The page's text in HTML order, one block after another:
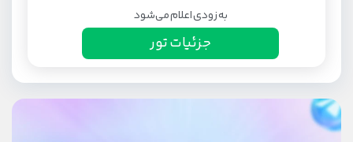
به زودی اعلام می‌شود
جزئیات تور